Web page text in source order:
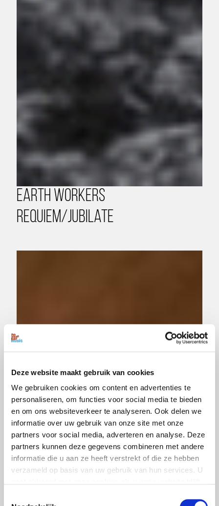
Deze website maakt gebruik van cookies
We gebruiken cookies om content en advertenties te
personaliseren, om functies voor social media te bieden
en om ons websiteverkeer te analyseren. Ook delen we
informatie over uw gebruik van onze site met onze
partners voor social media, adverteren en analyse. Deze
partners kunnen deze gegevens combineren met andere
informatie die u aan ze heeft verstrekt of die ze hebben
verzameld op basis van uw gebruik van hun services. U
Earth Workers
Requiem/Jubilate